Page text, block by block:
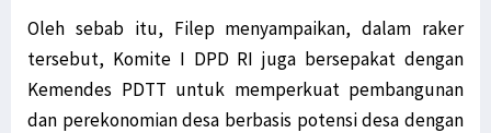
Oleh sebab itu, Filep menyampaikan, dalam raker
tersebut, Komite I DPD RI juga bersepakat dengan
Kemendes PDTT untuk memperkuat pembangunan
dan perekonomian desa berbasis potensi desa dengan